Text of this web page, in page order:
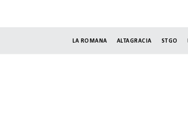
LA ROMANA ALTAGRACIA STGO